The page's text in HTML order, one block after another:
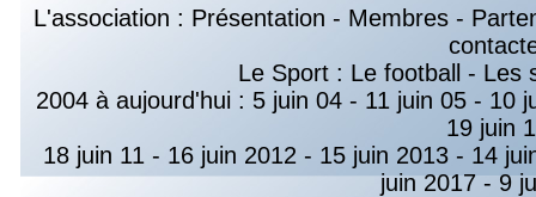
L'association : Présentation - Membres -
Le Sport : Le football - Les
2004 à aujourd'hui : 5 juin 04 - 11 juin 05 - 10
19 juin
18 juin 11 - 16 juin 2012 - 15 juin 2013 - 14
juin 2017-9